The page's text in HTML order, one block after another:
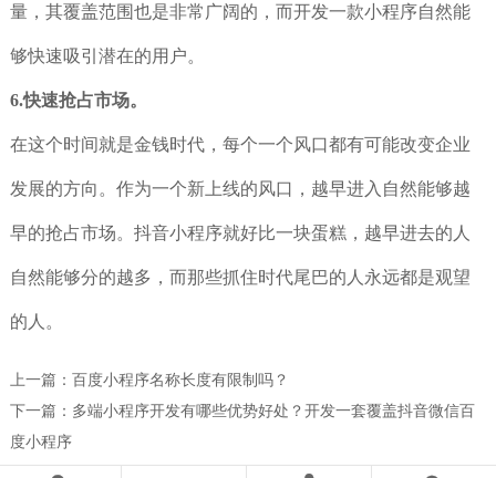
量，其覆盖范围也是非常广阔的，而开发一款小程序自然能
够快速吸引潜在的用户。
6.快速抢占市场。
在这个时间就是金钱时代，每个一个风口都有可能改变企业
发展的方向。作为一个新上线的风口，越早进入自然能够越
早的抢占市场。抖音小程序就好比一块蛋糕，越早进去的人
自然能够分的越多，而那些抓住时代尾巴的人永远都是观望
的人。
上一篇： 百度小程序名称长度有限制吗？
下一篇： 多端小程序开发有哪些优势好处？开发一套覆盖抖音微信百
度小程序